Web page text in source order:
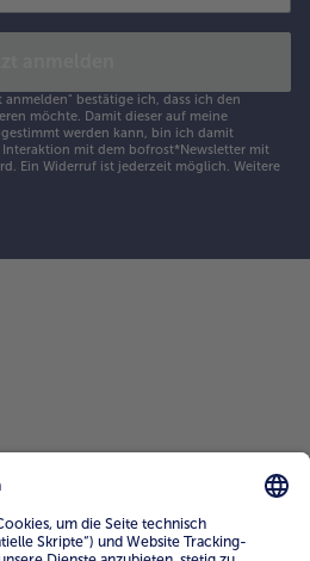
anmelden" bestätige ich, dass ich den
möchte. Damit dieser auf meine
werden kann, bin ich damit
Interaktion mit dem bofrost*Newsletter mit
Ein Widerruf ist jederzeit möglich. Weitere